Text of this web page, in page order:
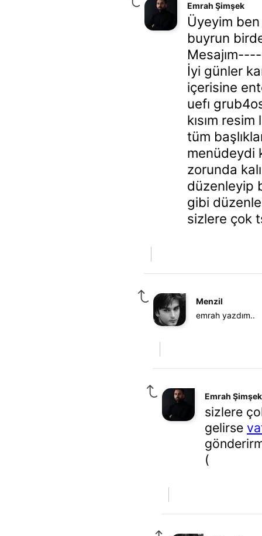
Emrah Şimşek
Üyeyim
buyrun
İyi günler
içerisine
uefı
kısım
tüm
menüdeydi
zorunda
düzenleyip
gibi
sizlere çok
Menzil
emrah yazdım..
Emrah Şimşek
sizlere
gelirse
(